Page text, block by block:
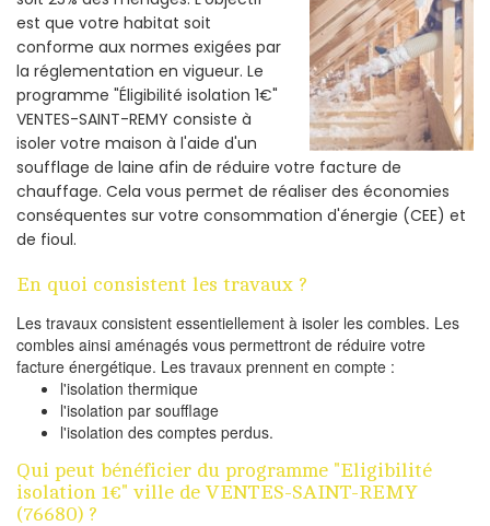
est que votre habitat soit
conforme aux normes exigées par
la réglementation en vigueur. Le
programme "Éligibilité isolation 1€"
VENTES-SAINT-REMY consiste à
isoler votre maison à l'aide d'un
soufflage de laine afin de réduire votre facture de
chauffage. Cela vous permet de réaliser des économies
conséquentes sur votre consommation d'énergie (CEE) et
de fioul.
En quoi consistent les travaux ?
Les travaux consistent essentiellement à isoler les combles. Les
combles ainsi aménagés vous permettront de réduire votre
facture énergétique. Les travaux prennent en compte :
l'isolation thermique
l'isolation par soufflage
l'isolation des comptes perdus.
Qui peut bénéficier du programme "Eligibilité
isolation 1€" ville de VENTES-SAINT-REMY
(76680) ?